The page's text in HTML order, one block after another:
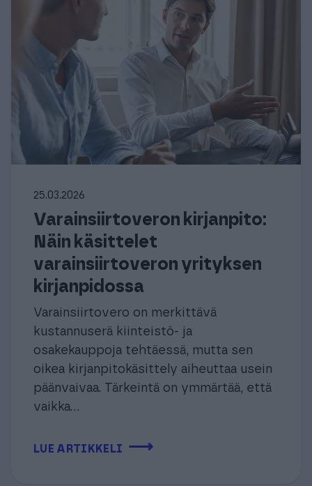
25.03.2026
Varainsiirtoveron kirjanpito:
Näin käsittelet
varainsiirtoveron yrityksen
kirjanpidossa
Varainsiirtovero on merkittävä
kustannuserä kiinteistö- ja
osakekauppoja tehtäessä, mutta sen
oikea kirjanpitokäsittely aiheuttaa usein
päänvaivaa. Tärkeintä on ymmärtää, että
vaikka...
LUE ARTIKKELI ⟶